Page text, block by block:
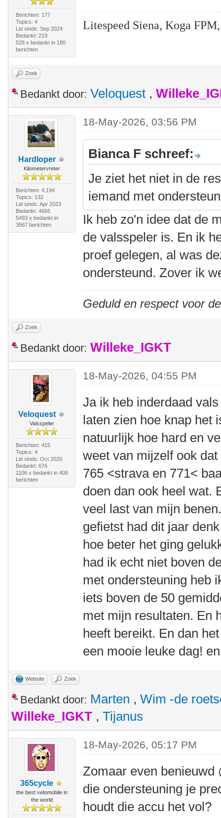
Berichten: 177
Topics: 4
Lid sinds: Sep 2024
Bedankt: 219
528 x bedankt in 180
berichten
Litespeed Siena, Koga
Zoek
Bedankt door: Veloquest ,
Hardloper
Kilometervreter
Berichten: 4.194
Topics: 132
Lid sinds: Apr 2023
Bedankt: 4666
5493 x bedankt in
3567 berichten
18-May-2026, 03:56 PM
Bianca F schreef:
Je ziet het niet in de
iemand met
Ik heb zo'n idee dat de
de valsspeler is. En ik
proef gelegen, al was
ondersteund. Zover ik
Geduld en respect voor
Zoek
Bedankt door: Willeke_IGKT
Veloquest
Valsspeler
Berichten: 415
Topics: 4
Lid sinds: Oct 2020
Bedankt: 676
1106 x bedankt in 406
berichten
18-May-2026, 04:55 PM
Ja ik heb inderdaad
laten zien hoe knap het
natuurlijk hoe hard en
weet van mijzelf ook
765 <strava en 771<
doen dan ook heel wat.
veel last van mijn
gefietst had dit jaar
hoe beter het ging
had ik echt niet boven
met ondersteuning heb
iets boven de 50
met mijn resultaten. En
heeft bereikt. En dan
een mooie leuke dag!
Website Zoek
Bedankt door: Marten , Wim -de
Willeke_IGKT , Tijanus
365cycle
the best velomobile in
the world
18-May-2026, 05:17 PM
Zomaar even benieuwd
die ondersteuning je
houdt die accu het vol?